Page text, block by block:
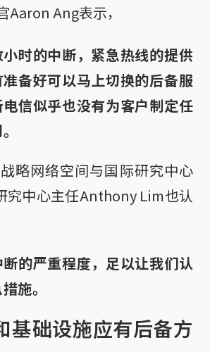
Aaron Ang表示，
时的中断，紧急热线的提供
备好可以马上切换的后备服
信似乎也没有为客户制定任
略网络空间与国际研究中心
究中心主任Anthony Lim也认
的严重程度，足以让我们认
施。
基础设施应有后备方